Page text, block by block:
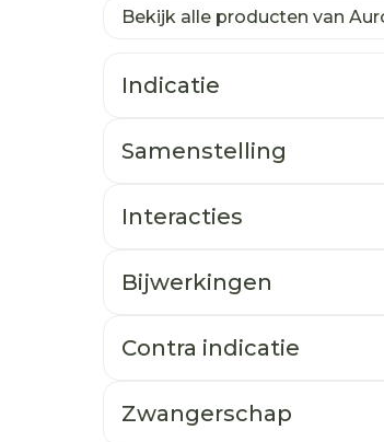
Bekijk alle producten van
Indicatie
Samenstelling
Interacties
Bijwerkingen
Contra indicatie
Zwangerschap